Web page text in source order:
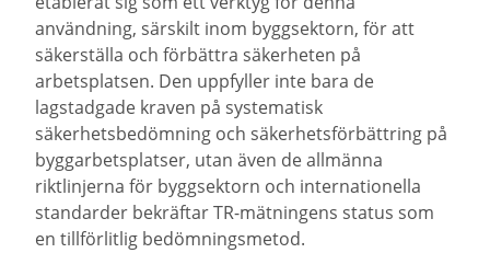
användning, särskilt inom byggsektorn, för att
säkerställa och förbättra säkerheten på
arbetsplatsen. Den uppfyller inte bara de
lagstadgade kraven på systematisk
säkerhetsbedömning och säkerhetsförbättring på
byggarbetsplatser, utan även de allmänna
riktlinjerna för byggsektorn och internationella
standarder bekräftar TR-mätningens status som
en tillförlitlig bedömningsmetod.